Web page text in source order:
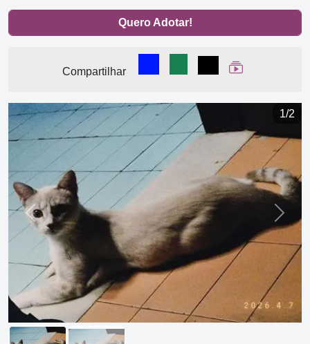
Quero Adotar!
Compartilhar
Compartilhar no Facebook
Compartilhar no
Compartilhar
Ver Web Story
1/2
Previous Next